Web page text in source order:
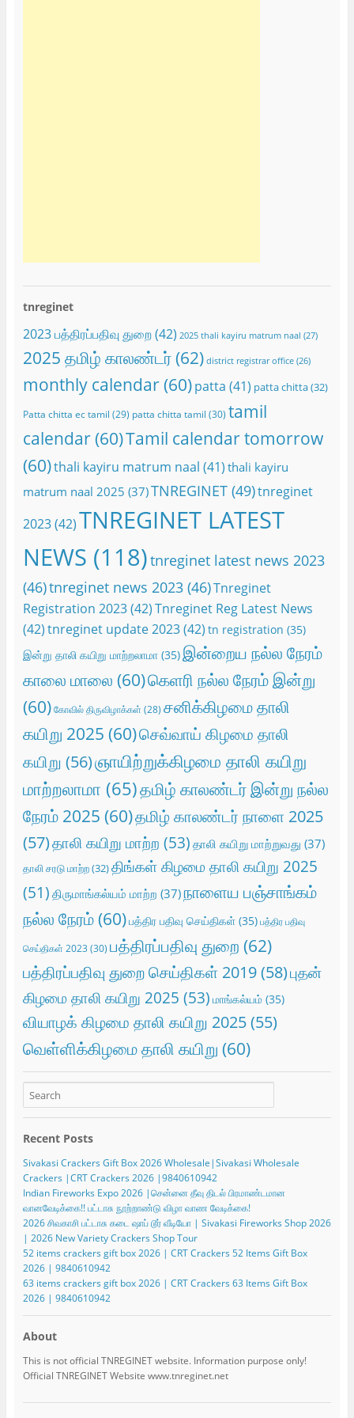
tnreginet
2023 பத்திரப்பதிவு துறை(42) 2025 thali kayiru matrum naal (27)
2025 தமிழ் காலண்டர்(62) district registrar office(26)
monthly calendar(60) patta (41) patta chitta(32)
Patta chitta ec tamil (29) patta chitta tamil (30) tamil
calendar(60)Tamil calendar tomorrow
(60)thali kayiru matrum naal (41) thali kayiru
matrum naal 2025 (37)TNREGINET(49)tnreginet
2023(42)TNREGINET LATEST
NEWS (118)tnreginet latest news 2023
(46)tnreginet news 2023(46)Tnreginet
Registration 2023(42)Tnreginet Reg Latest News
(42)tnreginet update 2023(42) tn registration (35)
இன்று தாலி கயிறு மாற்றலாமா(35)இன்றைய நல்ல நேரம்
காலை மாலை (60)கெளரி நல்ல நேரம் இன்று
(60) கோவில் திருவிழாக்கள் (28) சனிக்கிழமை தாலி
கயிறு 2025 (60)செவ்வாய் கிழமை தாலி
கயிறு (56)ஞாயிற்றுக்கிழமை தாலி கயிறு
மாற்றலாமா (65)தமிழ் காலண்டர் இன்று நல்ல
நேரம் 2025 (60)தமிழ் காலண்டர் நாளை 2025
(57)தாலி கயிறு மாற்ற (53) தாலி கயிறு மாற்றுவது (37)
தாலி சரடு மாற்ற(32)திங்கள் கிழமை தாலி கயிறு 2025
(51) திருமாங்கல்யம் மாற்ற (37)நாளைய பஞ்சாங்கம்
நல்ல நேரம்(60)பத்திர பதிவு செய்திகள்(35) பத்திர பதிவு
செய்திகள் 2023 (30) பத்திரப்பதிவு துறை (62)
பத்திரப்பதிவு துறை செய்திகள் 2019(58)புதன்
கிழமை தாலி கயிறு 2025 (53) மாங்கல்யம்(35)
வியாழக் கிழமை தாலி கயிறு 2025(55)
வெள்ளிக்கிழமை தாலி கயிறு (60)
Recent Posts
Sivakasi Crackers Gift Box 2026 Wholesale|Sivakasi Wholesale
Crackers |CRT Crackers 2026 |9840610942
Indian Fireworks Expo 2026 |சென்னை தீவு திடல் பிரமாண்டமான
வானவேடிக்கை!! பட்டாசு நூற்றாண்டு விழா வாண வேடிக்கை!
2026 சிவகாசி பட்டாசு கடை ஷாப் டூர் வீடியோ | Sivakasi Fireworks Shop 2026
| 2026 New Variety Crackers Shop Tour
52 items crackers gift box 2026 | CRT Crackers 52 Items Gift Box
2026 | 9840610942
63 items crackers gift box 2026 | CRT Crackers 63 Items Gift Box
2026 | 9840610942
About
This is not official TNREGINET website. Information purpose only!
Official TNREGINET Website www.tnreginet.net